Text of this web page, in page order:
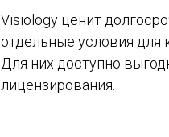
Visiology ценит
отдельные условия для
Для них доступно
лицензирования.